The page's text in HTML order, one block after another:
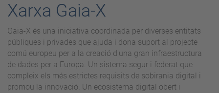
Xarxa Gaia-X
Gaia-X és una iniciativa coordinada per diverses entitats
públiques i privades que ajuda i dona suport al projecte
comú europeu per a la creació d'una gran infraestructura
de dades per a Europa. Un sistema segur i federat que
compleix els més estrictes requisits de sobirania digital i
promou la innovació. Un ecosistema digital obert i